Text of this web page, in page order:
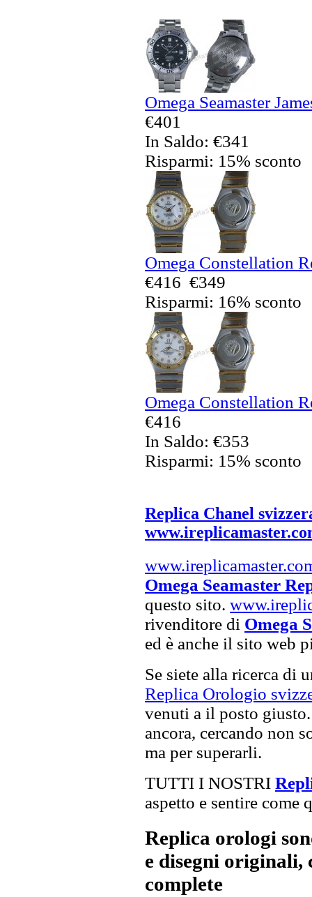
Omega Seamaster
€401
In Saldo: €341
Risparmi: 15% sconto
Omega Constellation
€416 €349
Risparmi: 16% sconto
Omega Constellation
€416
In Saldo: €353
Risparmi: 15% sconto
Replica Chanel
Omega Seamaster
questo sito.
rivenditore di Omega
ed è anche il sito web
Se siete alla ricerca di
Replica Orologio
venuti a il posto
ancora, cercando non
ma per superarli.
TUTTI I NOSTRI
aspetto e sentire
Replica orologi
e disegni originali,
complete